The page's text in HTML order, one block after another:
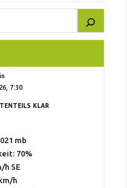
7:30
klar
mb
70%
h SE
h